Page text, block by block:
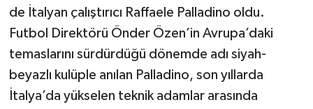
de İtalyan çalıştırıcı Raffaele Palladino oldu.
Futbol Direktörü Önder Özen’in Avrupa’daki
temaslarını sürdürdüğü dönemde adı siyah-
beyazlı kulüple anılan Palladino, son yıllarda
İtalya’da yükselen teknik adamlar arasında